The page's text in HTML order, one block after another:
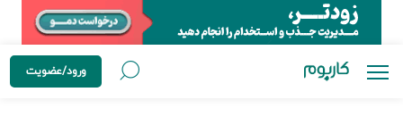
ورود/عضویت